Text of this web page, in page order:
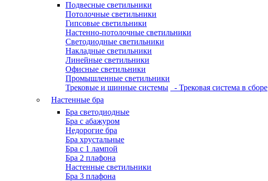
Подвесные светильники
Потолочные светильники
Гипсовые светильники
Настенно-потолочные светильники
Светодиодные светильники
Накладные светильники
Линейные светильники
Офисные светильники
Промышленные светильники
Трековые и шинные системы
- Трековая система в сборе
Настенные бра
Бра светодиодные
Бра с абажуром
Недорогие бра
Бра хрустальные
Бра с 1 лампой
Бра 2 плафона
Настенные светильники
Бра 3 плафона